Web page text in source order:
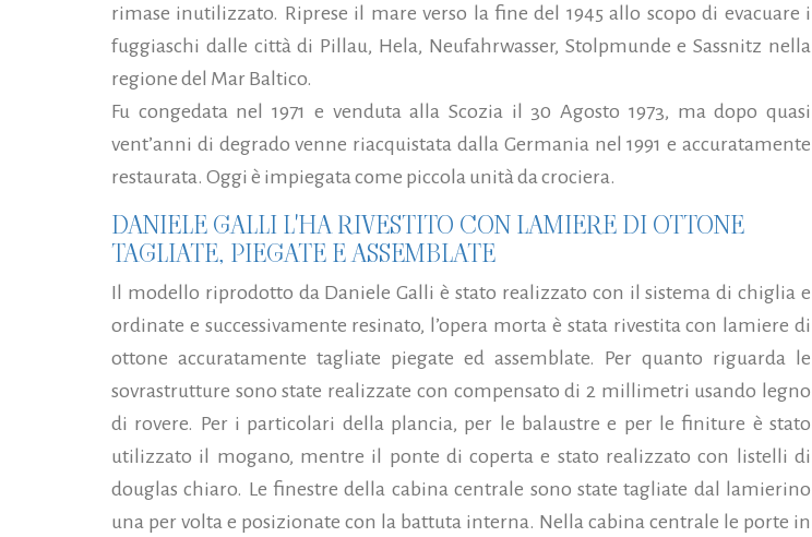
rimase inutilizzato. Riprese il mare verso la fine del 1945 allo scopo di evacuare i
fuggiaschi dalle città di Pillau, Hela, Neufahrwasser, Stolpmunde e Sassnitz nella
regione del Mar Baltico.
Fu congedata nel 1971 e venduta alla Scozia il 30 Agosto 1973, ma dopo quasi
vent’anni di degrado venne riacquistata dalla Germania nel 1991 e accuratamente
restaurata. Oggi è impiegata come piccola unità da crociera.
DANIELE GALLI L'HA RIVESTITO CON LAMIERE DI OTTONE
TAGLIATE, PIEGATE E ASSEMBLATE
Il modello riprodotto da Daniele Galli è stato realizzato con il sistema di chiglia e
ordinate e successivamente resinato, l’opera morta è stata rivestita con lamiere di
ottone accuratamente tagliate piegate ed assemblate. Per quanto riguarda le
sovrastrutture sono state realizzate con compensato di 2 millimetri usando legno
di rovere. Per i particolari della plancia, per le balaustre e per le finiture è stato
utilizzato il mogano, mentre il ponte di coperta e stato realizzato con listelli di
douglas chiaro. Le finestre della cabina centrale sono state tagliate dal lamierino
una per volta e posizionate con la battuta interna. Nella cabina centrale le porte in